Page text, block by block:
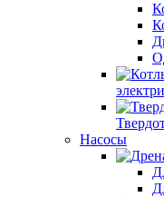
Насосы